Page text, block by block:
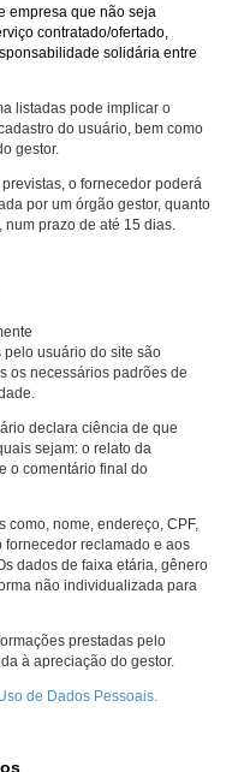
empresa que não seja
contratado/ofertado,
solidária entre
listadas pode implicar o
do usuário, bem como
gestor.
o fornecedor poderá
por um órgão gestor, quanto
prazo de até 15 dias.
pelo usuário do site são
os necessários padrões de
declara ciência de que
sejam: o relato da
o comentário final do
nome, endereço, CPF,
fornecedor reclamado e aos
dados de faixa etária, gênero
não individualizada para
prestadas pelo
à apreciação do gestor.
de Dados Pessoais.